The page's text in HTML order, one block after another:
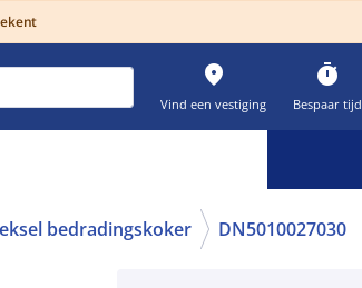
place
Vind een vestiging
timer
Bespaar tijd
bedradingskoker DN5010027030